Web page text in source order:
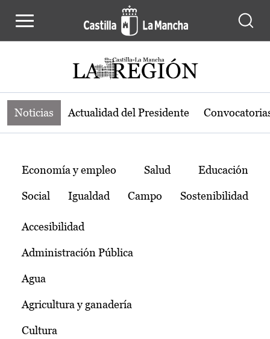
Noticias de la región de Castilla-La
Noticias Actualidad del Presidente
Temas
Economía y empleo Salud Educación
Social Igualdad Campo Sostenibilidad
Accesibilidad
Administración Pública
Agua
Agricultura y ganadería
Cultura